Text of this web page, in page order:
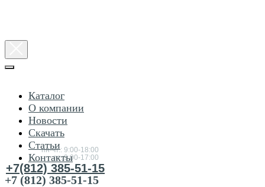
Консультация
товарам
пн-чт.: 9:00-18:00
пт.:9:00-17:00
+7(812) 385-51-15
Каталог
О компании
Новости
Скачать
Статьи
Контакты
+7 (812) 385-51-15